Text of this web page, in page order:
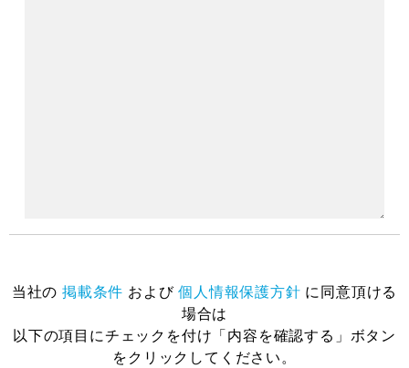
当社の 掲載条件 および個人情報保護方針 に同意頂ける
場合は
以下の項目にチェックを付け「内容を確認する」ボタン
をクリックしてください。